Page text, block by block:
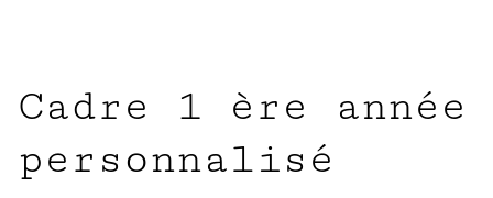
Cadre 1 ère année
personnalisé